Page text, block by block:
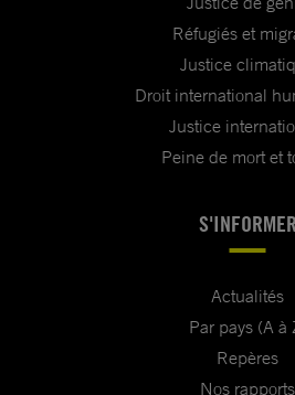
Réfugiés et
Justice
Droit international
Justice
Peine de mort et
S'INFORMER
Actualités
Par pays (A à
Repères
Nos rapports